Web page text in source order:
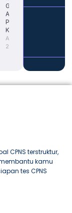
Gaji Guru
ASN untuk
Persiapan
Karier
August 4,
2026
CPNS terstruktur,
membantu kamu
tes CPNS